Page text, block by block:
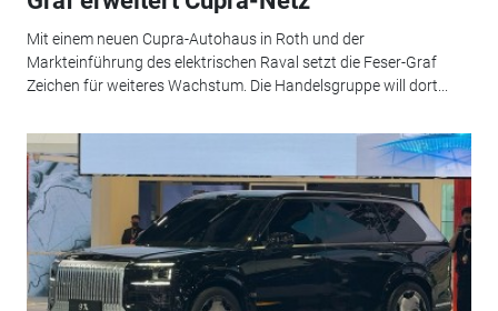
Mit einem neuen Cupra-Autohaus in Roth und der
Markteinführung des elektrischen Raval setzt die Feser-Graf
Zeichen für weiteres Wachstum. Die Handelsgruppe will dort...